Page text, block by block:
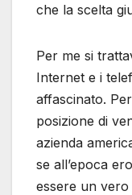
che la scelta
Per me si
Internet e i
affascinato.
posizione di
azienda
se all’epoca
essere un vero